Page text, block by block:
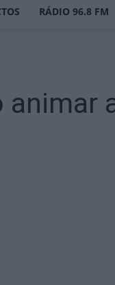
RÁDIO 96.8 FM
animar